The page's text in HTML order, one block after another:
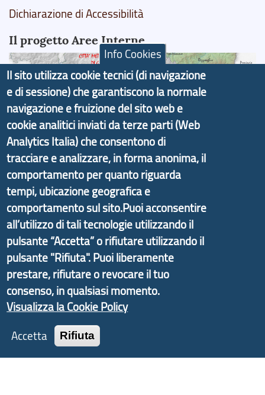
Dichiarazione di Accessibilità
Il progetto Aree Interne
Il portale di marketing territoriale e sviluppo locale
di Genova Città Metropolitana si è sviluppato a
partire dal progetto nazionale Aree Interne
promosso dal Dipartimento per lo Sviluppo
Economico e finalizzato al rilancio socio-economico
delle valli dell’entroterra. In particolare fornisce
informazioni ed aggiornamenti sullaStrategia
d'Area Antola-Tigullio, in collaborazione con Regione
Liguria ed ANCI Liguria.
Copyright © 2017 Città metropolitana di Genova |
CF: 80007350103
Tecnologie e Accessibilità
Info Cookies
Il sito utilizza cookie tecnici (di navigazione
e di sessione) che garantiscono la normale
navigazione e fruizione del sito web e
cookie analitici inviati da terze parti (Web
Analytics Italia) che consentono di
tracciare e analizzare, in forma anonima, il
comportamento per quanto riguarda
tempi, ubicazione geografica e
comportamento sul sito.Puoi acconsentire
all’utilizzo di tali tecnologie utilizzando il
pulsante “Accetta” o rifiutare utilizzando il
pulsante "Rifiuta". Puoi liberamente
prestare, rifiutare o revocare il tuo
consenso, in qualsiasi momento.
Visualizza la Cookie Policy
Accetta
Rifiuta